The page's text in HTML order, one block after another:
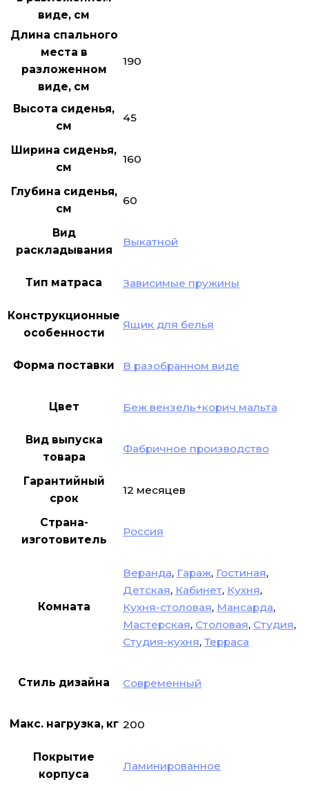
виде, см
Длина спального
места в
разложенном
виде, см
190
Высота сиденья,
см
45
Ширина сиденья,
см
160
Глубина сиденья,
см
60
Вид
раскладывания
Выкатной
Тип матраса Зависимые пружины
Конструкционные
особенности
Ящик для белья
Форма поставки В разобранном виде
Цвет Беж вензель+корич мальта
Вид выпуска
товара
Фабричное производство
Гарантийный
срок
12 месяцев
Страна-
изготовитель
Россия
Комната
Веранда, Гараж, Гостиная,
Детская, Кабинет, Кухня,
Кухня-столовая, Мансарда,
Мастерская, Столовая, Студия,
Студия-кухня, Терраса
Стиль дизайна Современный
Макс. нагрузка, кг 200
Покрытие
корпуса
Ламинированное